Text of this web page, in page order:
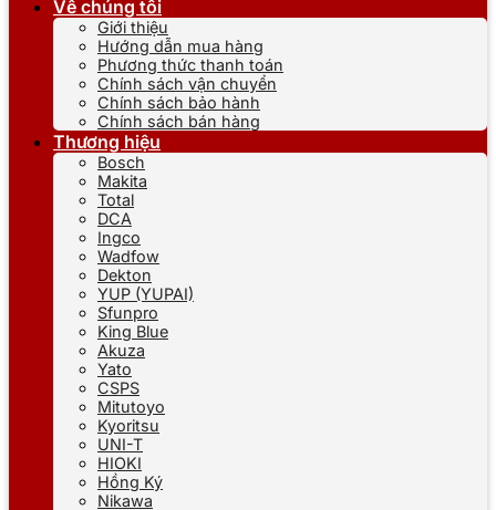
Về chúng tôi
Giới thiệu
Hướng dẫn mua hàng
Phương thức thanh toán
Chính sách vận chuyển
Chính sách bảo hành
Chính sách bán hàng
Thương hiệu
Bosch
Makita
Total
DCA
Ingco
Wadfow
Dekton
YUP (YUPAI)
Sfunpro
King Blue
Akuza
Yato
CSPS
Mitutoyo
Kyoritsu
UNI-T
HIOKI
Hồng Ký
Nikawa